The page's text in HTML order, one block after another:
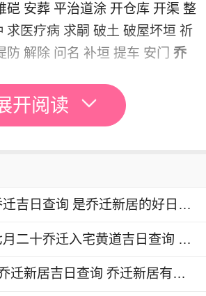
硙 安葬 平治道涂 开仓库 开渠 整
求医疗病 求嗣 破土 破屋坏垣 祈
防 解除 问名 补垣 提车 安门 乔
年8月1日不宜乔迁
，您可查看
项
次卫生打扫。
上面不能有压迫的东西。
好家具具体位置。
开阅读
2026年9月2日乔迁吉日查询 是乔迁新居的好日子吗
2026年9月1日七月二十乔迁入宅黄道吉日查询 是搬家吉日么
2026年8月31日乔迁新居吉日查询 乔迁新居有什么讲究